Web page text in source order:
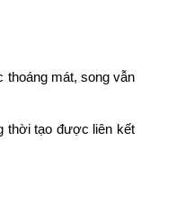
thoáng mát, song vẫn
thời tạo được liên kết